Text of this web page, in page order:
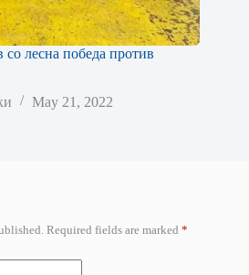
лесна победа против
May 21, 2022
Required fields are marked *